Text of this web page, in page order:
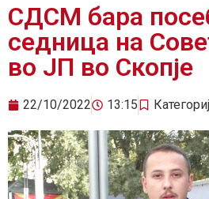
СДСМ бара
седница на
во ЈП во Скопје
22/10/2022 13:15